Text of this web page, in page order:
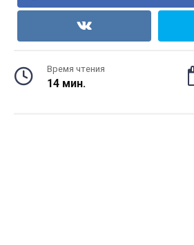
Время чтения
14 мин.